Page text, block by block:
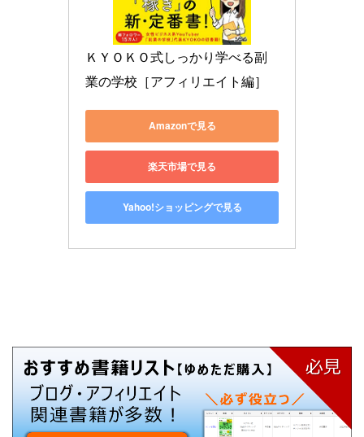
ＫＹＯＫＯ式しっかり学べる副
業の学校［アフィリエイト編］
Amazonで見る
楽天市場で見る
Yahoo!ショッピングで見る